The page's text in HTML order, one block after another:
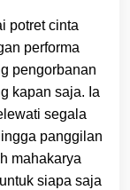
potret cinta
performa
pengorbanan
kapan saja. Ia
segala
panggilan
mahakarya
siapa saja